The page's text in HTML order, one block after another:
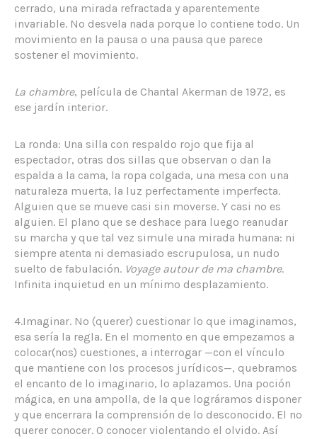
cerrado, una mirada refractada y aparentemente
invariable. No desvela nada porque lo contiene todo. Un
movimiento en la pausa o una pausa que parece
sostener el movimiento.
La chambre, película de Chantal Akerman de 1972, es
ese jardín interior.
La ronda: Una silla con respaldo rojo que fija al
espectador, otras dos sillas que observan o dan la
espalda a la cama, la ropa colgada, una mesa con una
naturaleza muerta, la luz perfectamente imperfecta.
Alguien que se mueve casi sin moverse. Y casi no es
alguien. El plano que se deshace para luego reanudar
su marcha y que tal vez simule una mirada humana: ni
siempre atenta ni demasiado escrupulosa, un nudo
suelto de fabulación. Voyage autour de ma chambre.
Infinita inquietud en un mínimo desplazamiento.
4.Imaginar. No (querer) cuestionar lo que imaginamos,
esa sería la regla. En el momento en que empezamos a
colocar(nos) cuestiones, a interrogar —con el vínculo
que mantiene con los procesos jurídicos—, quebramos
el encanto de lo imaginario, lo aplazamos. Una poción
mágica, en una ampolla, de la que lográramos disponer
y que encerrara la comprensión de lo desconocido. El no
querer conocer. O conocer violentando el olvido. Así